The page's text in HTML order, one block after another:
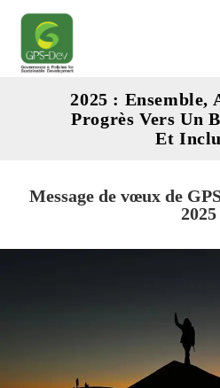
content
2025 : Ensemble,
Progrès Vers Un
Et
Message de vœux de
2025